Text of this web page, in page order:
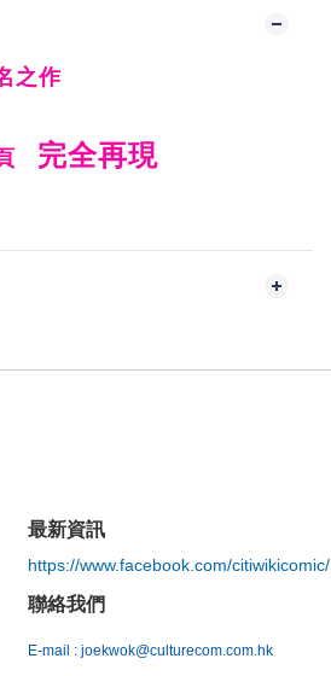
之作
完全再現
最新資訊
https://www.facebook.com/citiwikicomic/
聯絡我們
E-mail : joekwok@culturecom.com.hk